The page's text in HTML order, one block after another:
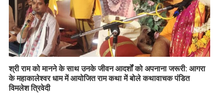
​श्री राम को मानने के साथ उनके जीवन आदर्शों को अपनाना जरूरी: आगरा
के महाकालेश्वर धाम में आयोजित राम कथा में बोले कथावाचक पंडित
विमलेश त्रिवेदी